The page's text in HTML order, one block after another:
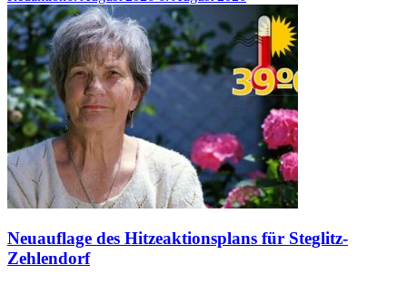
Neuauflage des Hitzeaktionsplans für Steglitz-
Zehlendorf